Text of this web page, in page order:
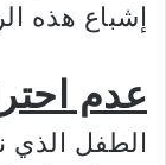
إشباع هذه
عدم
الطفل الذي